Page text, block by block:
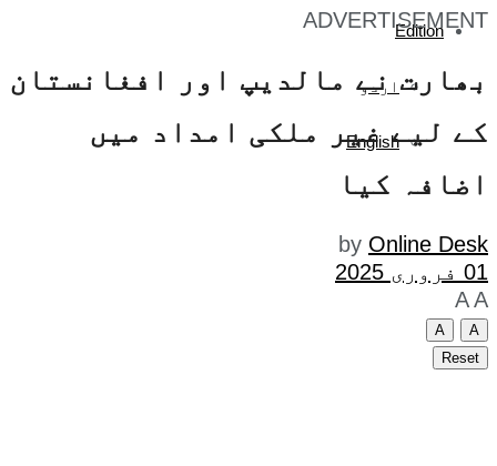
Edition
اردو
English
ADVERTISEMENT
بھارت نے مالدیپ اور افغانستان
کے لیے غیر ملکی امداد میں
اضافہ کیا
by Online Desk
01 فروری 2025
A A
A
A
Reset